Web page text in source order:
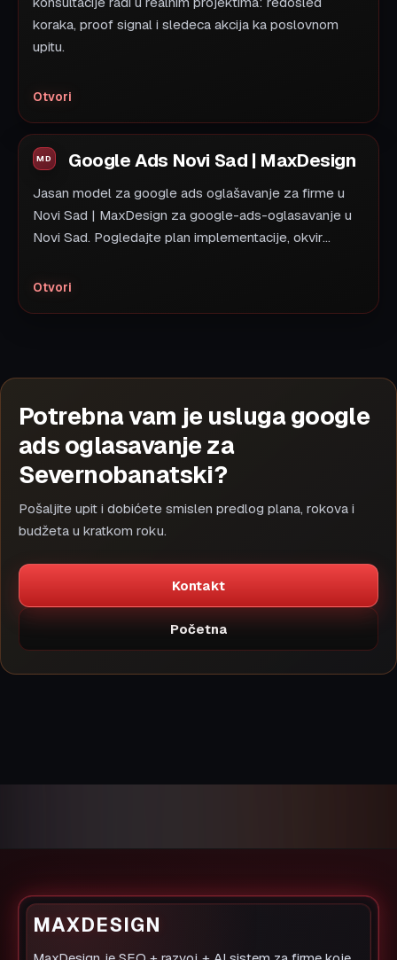
koraka, proof signal i sledeca akcija ka poslovnom
upitu.
Otvori
Google Ads Novi Sad | MaxDesign
Jasan model za google ads oglašavanje za firme u
Novi Sad | MaxDesign za google-ads-oglasavanje u
Novi Sad. Pogledajte plan implementacije, okvir...
Otvori
Potrebna vam je usluga google
ads oglasavanje za
Severnobanatski?
Pošaljite upit i dobićete smislen predlog plana, rokova i
budžeta u kratkom roku.
Kontakt
Početna
MAXDESIGN